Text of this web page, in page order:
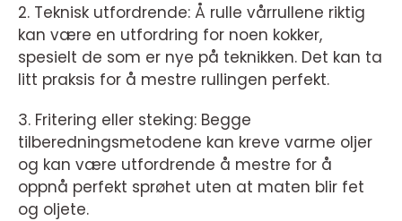
2. Teknisk utfordrende: Å rulle vårrullene riktig
kan være en utfordring for noen kokker,
spesielt de som er nye på teknikken. Det kan ta
litt praksis for å mestre rullingen perfekt.
3. Fritering eller steking: Begge
tilberedningsmetodene kan kreve varme oljer
og kan være utfordrende å mestre for å
oppnå perfekt sprøhet uten at maten blir fet
og oljete.